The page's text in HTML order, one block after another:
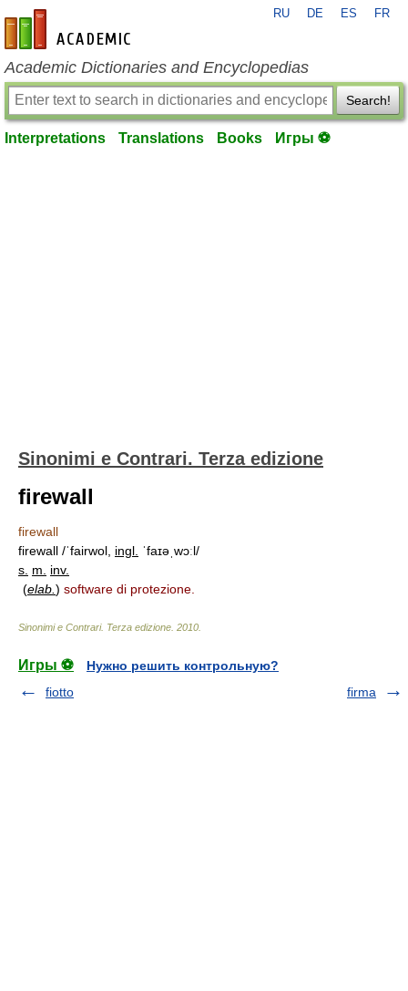
en-academic.com
RU DE ES FR
Academic Dictionaries and Encyclopedias
Search!
Interpretations Translations Books Игры ⚽
Sinonimi e Contrari. Terza edizione
firewall
firewall
firewall /ˈfairwol, ingl.
ˈfaɪəˌwɔːl/
s. m.
inv.
(elab. ) software di protezione.
Sinonimi e Contrari. Terza edizione 2010
Игры ⚽
Нужно решить контрольную?
fiotto
firma